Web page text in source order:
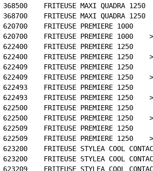
368500    FRITEUSE MAXI QUADRA
368700    FRITEUSE MAXI QUADRA
620700    FRITEUSE PREMIERE 1000
620700    FRITEUSE PREMIERE 1000
622400    FRITEUSE PREMIERE 1250
622400    FRITEUSE PREMIERE 1250
622409    FRITEUSE PREMIERE 1250
622409    FRITEUSE PREMIERE 1250
622493    FRITEUSE PREMIERE 1250
622493    FRITEUSE PREMIERE 1250
622500    FRITEUSE PREMIERE 1250
622500    FRITEUSE PREMIERE 1250
622509    FRITEUSE PREMIERE 1250
622509    FRITEUSE PREMIERE 1250
623200    FRITEUSE STYLEA COOL
623200    FRITEUSE STYLEA COOL
623209    FRITEUSE STYLEA COOL